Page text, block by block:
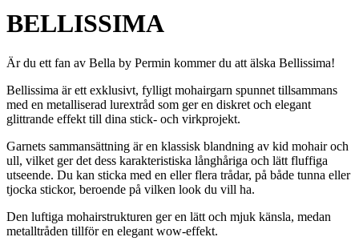
BELLISSIMA
Är du ett fan av Bella by Permin kommer du att älska Bellissima!
Bellissima är ett exklusivt, fylligt mohairgarn spunnet tillsammans
med en metalliserad lurextråd som ger en diskret och elegant
glittrande effekt till dina stick- och virkprojekt.
Garnets sammansättning är en klassisk blandning av kid mohair och
ull, vilket ger det dess karakteristiska långhåriga och lätt fluffiga
utseende. Du kan sticka med en eller flera trådar, på både tunna eller
tjocka stickor, beroende på vilken look du vill ha.
Den luftiga mohairstrukturen ger en lätt och mjuk känsla, medan
metalltråden tillför en elegant wow-effekt.